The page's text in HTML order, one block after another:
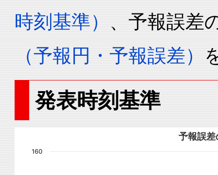
時刻基準） 、予報誤差
（予報円・予報誤差）
発表時刻基準
予報誤
160